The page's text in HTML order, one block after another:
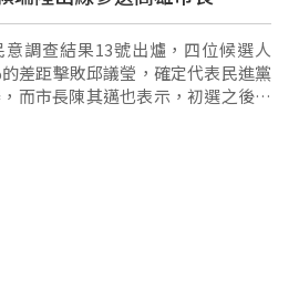
調查結果13號出爐，四位候選人
差距擊敗邱議瑩，確定代表民進黨
而市長陳其邁也表示，初選之後最